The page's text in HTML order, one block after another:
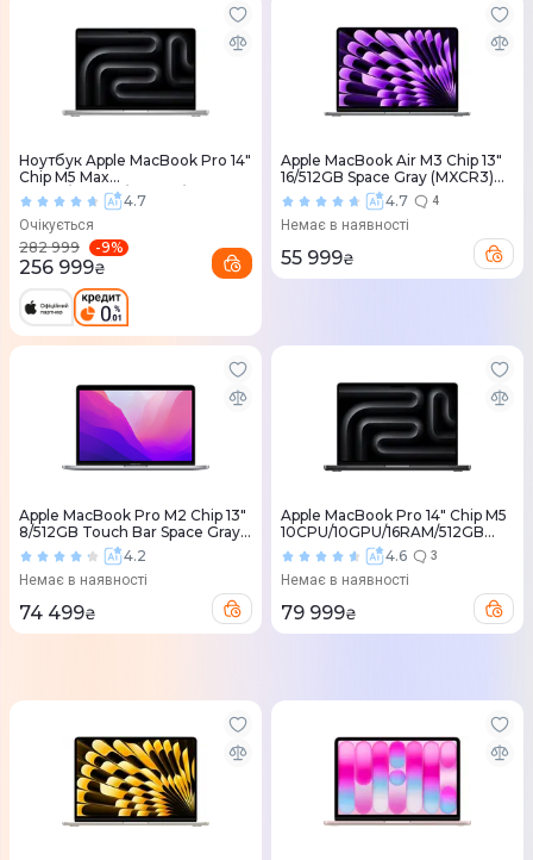
Ноутбук Apple MacBook Pro 14"
Chip M5 Max
18CPU/32GPU/36RAM/2TB
Silver (MGDQ4) 2026
4.7
Очікується
282 999 -9%
256 999₴
Apple MacBook Air M3 Chip 13"
16/512GB Space Gray (MXCR3)
2024
4.7 4
Немає в наявності
55 999₴
Apple MacBook Pro M2 Chip 13"
8/512GB Touch Bar Space Gray
(MNEJ3) 20224.2
Немає в наявності
74 499₴
Apple MacBook Pro 14" Chip M5
10CPU/10GPU/16RAM/512GB
Space Black (MDE04) 2025
4.6 3
Немає в наявності
79 999₴